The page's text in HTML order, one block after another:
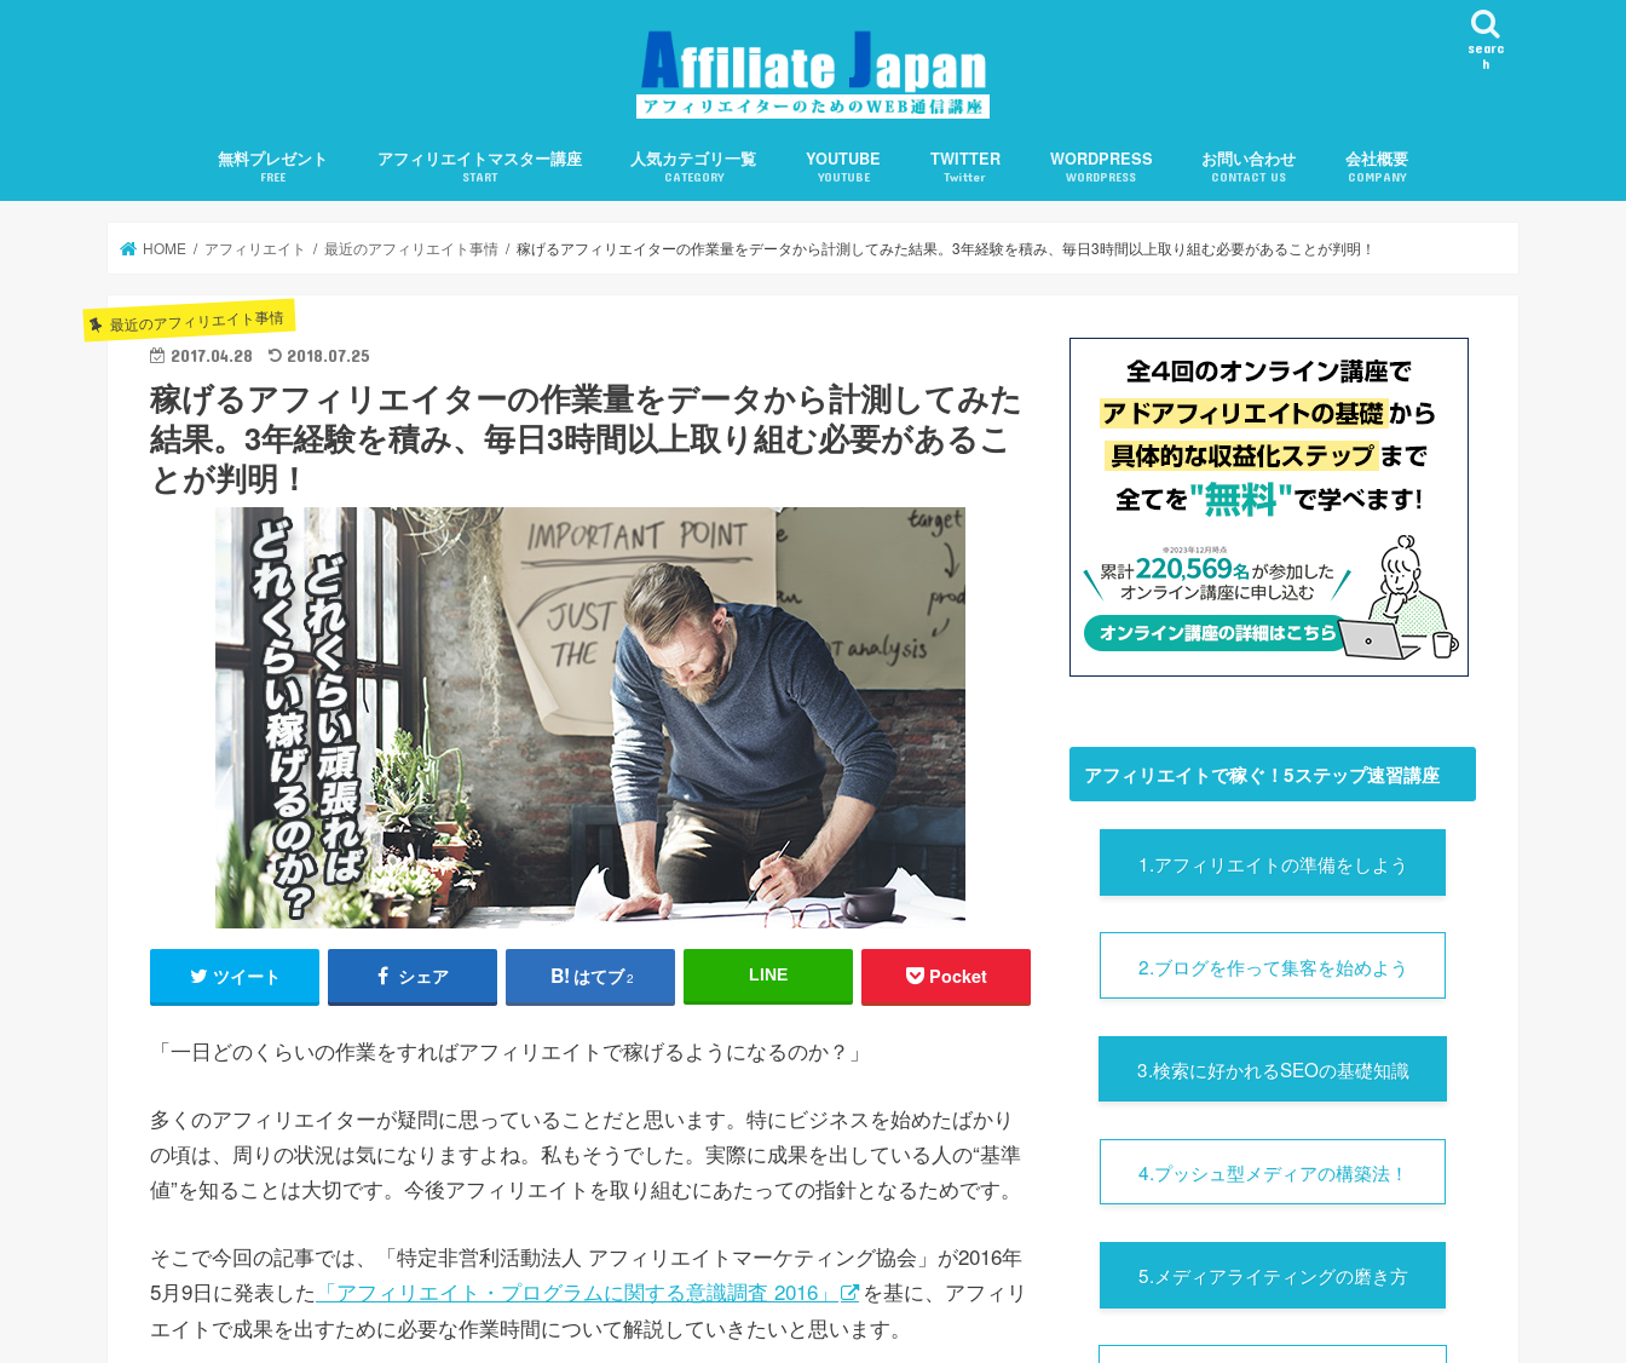
searc
h
無料プレゼント
FREE
アフィリエイトマスター講座
START
人気カテゴリ一覧
CATEGORY
YOUTUBE
YOUTUBE
TWITTER
Twitter
WORDPRESS
WORDPRESS
お問い合わせ
CONTACT US
会社概要
COMPANY
HOME アフィリエイト 最近のアフィリエイト事情 稼げるアフィリエイターの作業量をデータから計測してみた結果。3年経験を積み、毎日3時間以上取り組む必要があることが判明！
最近のアフィリエイト事情
2017.04.28 2018.07.25
稼げるアフィリエイターの作業量をデータから計測してみた
結果。3年経験を積み、毎日3時間以上取り組む必要があるこ
とが判明！
ツイート シェア はてブ2 LINE Pocket
「一日どのくらいの作業をすればアフィリエイトで稼げるようになるのか？」
多くのアフィリエイターが疑問に思っていることだと思います。特にビジネスを始めたばかり
の頃は、周りの状況は気になりますよね。私もそうでした。実際に成果を出している人の“基準
値”を知ることは大切です。今後アフィリエイトを取り組むにあたっての指針となるためです。
そこで今回の記事では、「特定非営利活動法人 アフィリエイトマーケティング協会」が2016年
5月9日に発表した 「アフィリエイト・プログラムに関する意識調査 2016」
を基に、アフィリ
エイトで成果を出すために必要な作業時間について解説していきたいと思います。
アフィリエイトで稼ぐ！5ステップ速習講座
1.アフィリエイトの準備をしよう
2.ブログを作って集客を始めよう
3.検索に好かれるSEOの基礎知識
4.プッシュ型メディアの構築法！
5.メディアライティングの磨き方